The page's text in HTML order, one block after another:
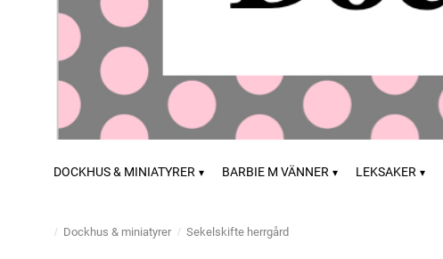
DOCKHUS & MINIATYRER BARBIE M VÄNNER LEKSAKER
Dockhus & miniatyrer Sekelskifte herrgård